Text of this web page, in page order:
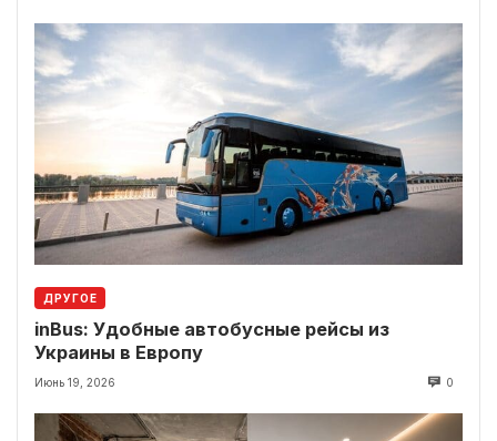
ДРУГОЕ
inBus: Удобные автобусные рейсы из
Украины в Европу
Июнь 19, 2026 0